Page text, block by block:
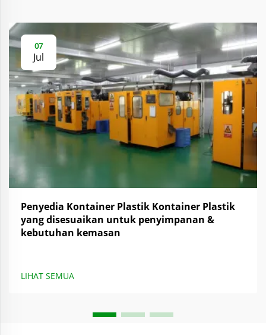
07
Jul
Penyedia Kontainer Plastik Kontainer Plastik
yang disesuaikan untuk penyimpanan &
kebutuhan kemasan
LIHAT SEMUA